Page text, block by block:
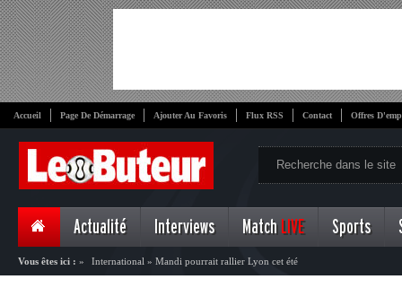
Accueil Page De Démarrage Ajouter Au Favoris Flux RSS Contact Offres
Actualité Interviews Match LIVE Sports
Vous êtes ici : » International » Mandi pourrait rallier Lyon cet été